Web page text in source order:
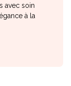
avec soin
à la